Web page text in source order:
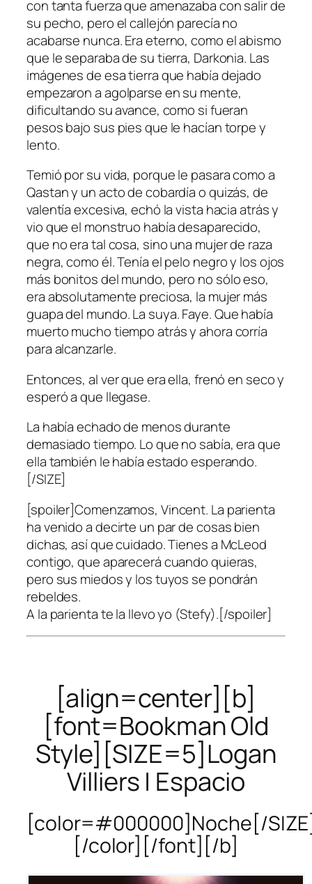
con tanta fuerza que amenazaba con salir de
su pecho, pero el callejón parecía no
acabarse nunca. Era eterno, como el abismo
que le separaba de su tierra, Darkonia. Las
imágenes de esa tierra que había dejado
empezaron a agolparse en su mente,
dificultando su avance, como si fueran
pesos bajo sus pies que le hacían torpe y
lento.
Temió por su vida, porque le pasara como a
Qastan y un acto de cobardía o quizás, de
valentía excesiva, echó la vista hacia atrás y
vio que el monstruo había desaparecido,
que no era tal cosa, sino una mujer de raza
negra, como él. Tenía el pelo negro y los ojos
más bonitos del mundo, pero no sólo eso,
era absolutamente preciosa, la mujer más
guapa del mundo. La suya. Faye. Que había
muerto mucho tiempo atrás y ahora corría
para alcanzarle.
Entonces, al ver que era ella, frenó en seco y
esperó a que llegase.
La había echado de menos durante
demasiado tiempo. Lo que no sabía, era que
ella también le había estado esperando.
[/SIZE]
[spoiler]Comenzamos, Vincent. La parienta
ha venido a decirte un par de cosas bien
dichas, así que cuidado. Tienes a McLeod
contigo, que aparecerá cuando quieras,
pero sus miedos y los tuyos se pondrán
rebeldes.
A la parienta te la llevo yo (Stefy).[/spoiler]
[align=center][b]
[font=Bookman Old
Style][SIZE=5]Logan
Villiers | Espacio
[color=#000000]Noche[/
[/color][/font][/b]